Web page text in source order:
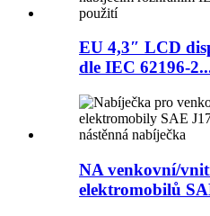
EU 4,3″ LCD
dle IEC 62196-
NA venkovní/
elektromobilů